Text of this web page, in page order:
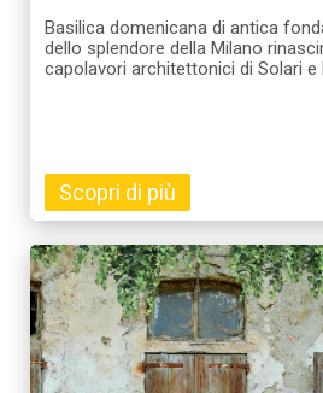
Basilica domenicana di antica
dello splendore della Milano
capolavori architettonici di Solari e
Scopri di più